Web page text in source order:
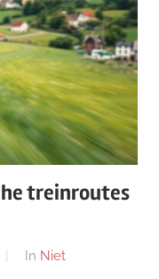
treinroutes
In Niet